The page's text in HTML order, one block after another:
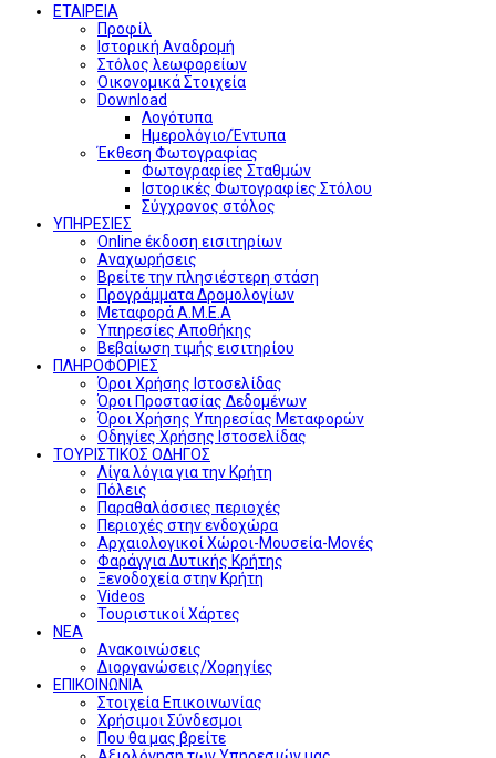
ΕΤΑΙΡΕΙΑ
Προφίλ
Ιστορική Αναδρομή
Στόλος λεωφορείων
Οικονομικά Στοιχεία
Download
Λογότυπα
Ημερολόγιο/Έντυπα
Έκθεση Φωτογραφίας
Φωτογραφίες Σταθμών
Ιστορικές Φωτογραφίες Στόλου
Σύγχρονος στόλος
ΥΠΗΡΕΣΙΕΣ
Online έκδοση εισιτηρίων
Αναχωρήσεις
Βρείτε την πλησιέστερη στάση
Προγράμματα Δρομολογίων
Μεταφορά Α.Μ.Ε.Α
Υπηρεσίες Αποθήκης
Βεβαίωση τιμής εισιτηρίου
ΠΛΗΡΟΦΟΡΙΕΣ
Όροι Χρήσης Ιστοσελίδας
Όροι Προστασίας Δεδομένων
Όροι Χρήσης Υπηρεσίας Μεταφορών
Οδηγίες Χρήσης Ιστοσελίδας
ΤΟΥΡΙΣΤΙΚΟΣ ΟΔΗΓΟΣ
Λίγα λόγια για την Κρήτη
Πόλεις
Παραθαλάσσιες περιοχές
Περιοχές στην ενδοχώρα
Αρχαιολογικοί Χώροι-Μουσεία-Μονές
Φαράγγια Δυτικής Κρήτης
Ξενοδοχεία στην Κρήτη
Videos
Τουριστικοί Χάρτες
ΝΕΑ
Ανακοινώσεις
Διοργανώσεις/Χορηγίες
ΕΠΙΚΟΙΝΩΝΙΑ
Στοιχεία Επικοινωνίας
Χρήσιμοι Σύνδεσμοι
Που θα μας βρείτε